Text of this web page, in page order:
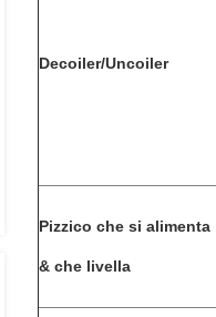
Decoiler/Uncoiler
Pizzico che si alimenta
& che livella